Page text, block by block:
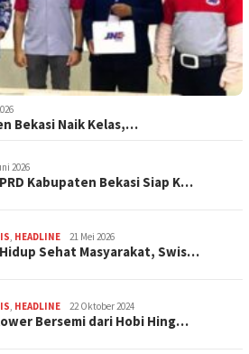
Bekasi Naik Kelas,…
2026
Kabupaten Bekasi Siap K…
HEADLINE 21 Mei 2026
Sehat Masyarakat, Swis…
HEADLINE 22 Oktober 2024
Bersemi dari Hobi Hing…